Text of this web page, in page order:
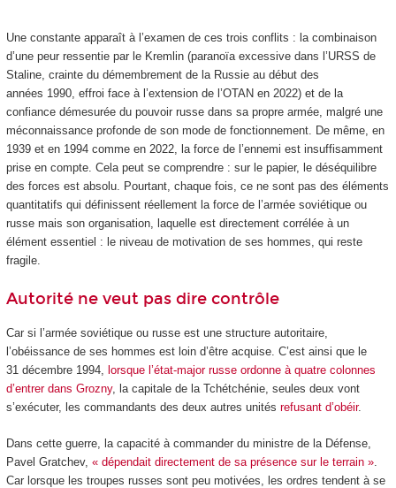
Une constante apparaît à l’examen de ces trois conflits : la combinaison
d’une peur ressentie par le Kremlin (paranoïa excessive dans l’URSS de
Staline, crainte du démembrement de la Russie au début des
années 1990, effroi face à l’extension de l’OTAN en 2022) et de la
confiance démesurée du pouvoir russe dans sa propre armée, malgré une
méconnaissance profonde de son mode de fonctionnement. De même, en
1939 et en 1994 comme en 2022, la force de l’ennemi est insuffisamment
prise en compte. Cela peut se comprendre : sur le papier, le déséquilibre
des forces est absolu. Pourtant, chaque fois, ce ne sont pas des éléments
quantitatifs qui définissent réellement la force de l’armée soviétique ou
russe mais son organisation, laquelle est directement corrélée à un
élément essentiel : le niveau de motivation de ses hommes, qui reste
fragile.
Autorité ne veut pas dire contrôle
Car si l’armée soviétique ou russe est une structure autoritaire,
l’obéissance de ses hommes est loin d’être acquise. C’est ainsi que le
31 décembre 1994, lorsque l’état-major russe ordonne à quatre colonnes
d’entrer dans Grozny, la capitale de la Tchétchénie, seules deux vont
s’exécuter, les commandants des deux autres unités refusant d’obéir.
Dans cette guerre, la capacité à commander du ministre de la Défense,
Pavel Gratchev, « dépendait directement de sa présence sur le terrain ».
Car lorsque les troupes russes sont peu motivées, les ordres tendent à se